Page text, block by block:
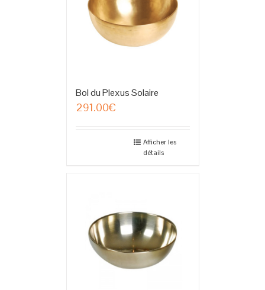
Bol du Plexus Solaire
291.00€
Afficher les
détails